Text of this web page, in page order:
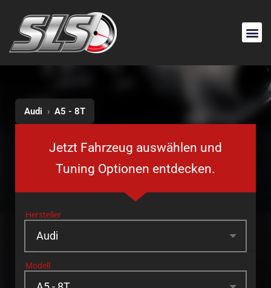
Audi › A5 - 8T
Jetzt Fahrzeug auswählen und
Tuning Optionen entdecken.
Hersteller
Modell